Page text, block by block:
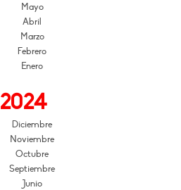
Mayo
Abril
Marzo
Febrero
Enero
2024
Diciembre
Noviembre
Octubre
Septiembre
Junio